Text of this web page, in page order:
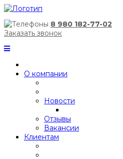
8 980 182-77-02
Заказать звонок
О компании
Новости
Отзывы
Вакансии
Клиентам